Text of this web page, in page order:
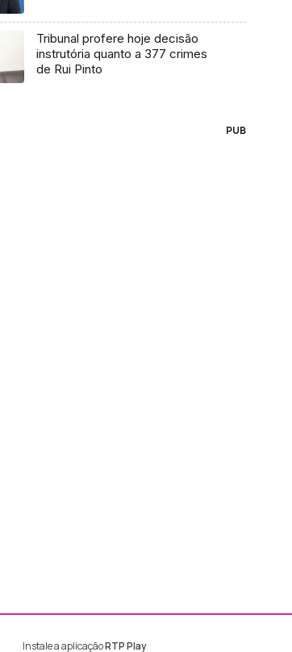
Tribunal profere hoje decisão
instrutória quanto a 377 crimes
de Rui Pinto
PUB
Instale a aplicaçãoRTP Play